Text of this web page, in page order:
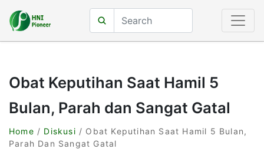
Obat Keputihan Saat Hamil 5
Bulan, Parah dan Sangat Gatal
Home / Diskusi / Obat Keputihan Saat Hamil 5 Bulan,
Parah Dan Sangat Gatal